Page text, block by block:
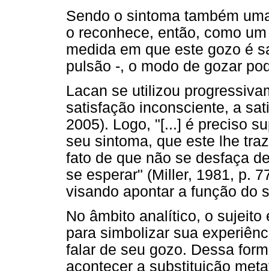
Sendo o sintoma também
o reconhece, então, como
medida em que este gozo é
pulsão -, o modo de gozar
Lacan se utilizou
satisfação inconsciente, a
2005). Logo, "[...] é preciso
seu sintoma, que este lhe
fato de que não se desfaça
se esperar" (Miller, 1981, p.
visando apontar a função do
No âmbito analítico, o
para simbolizar sua
falar de seu gozo. Dessa
acontecer a substituição